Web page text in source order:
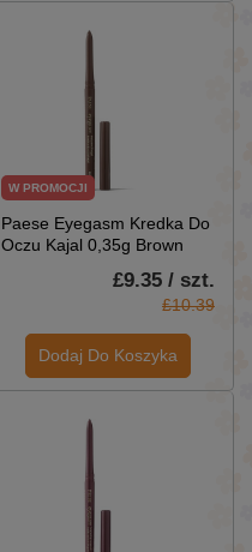
W PROMOCJI
Paese Eyegasm Kredka Do
Oczu Kajal 0,35g Brown
£9.35 / szt.
£10.39
Dodaj Do Koszyka